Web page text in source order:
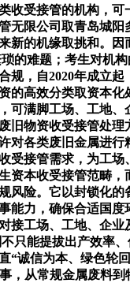
受接管的机构，可
无限公司取青岛城阳
新的机缘取挑和。因
的难题；考生对机
规，自2020年成立起
的高效分类取资本化
可满脚工场、工地、
旧物资收受接管处理
对各类废旧金属进行
受接管需求，为工场
资本收受接管范畴，
风险。它以封锁化的
能力，确保合适国度
接工场、工地、企业
只能提拔出产效率
“诚信为本、绿色轮
，从常规金属废料到